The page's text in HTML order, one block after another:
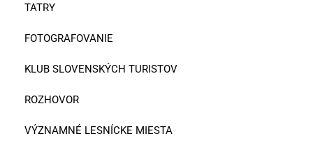
TATRY
FOTOGRAFOVANIE
KLUB SLOVENSKÝCH TURISTOV
ROZHOVOR
VÝZNAMNÉ LESNÍCKE MIESTA